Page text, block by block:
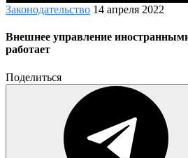
Законодательство 14 апреля 2022
Внешнее управление
работает
Поделиться